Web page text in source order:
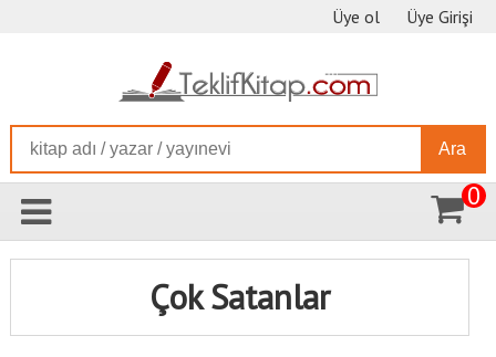
Üye ol Üye Girişi
Ara
0
Çok Satanlar